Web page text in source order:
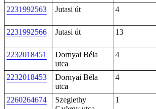
2231992563 Jutasi út 4
2231992566 Jutasi út 13
2232018451
Dornyai Béla
utca
4
2232018453
Dornyai Béla
utca
4
2260264674
Szeglethy
1